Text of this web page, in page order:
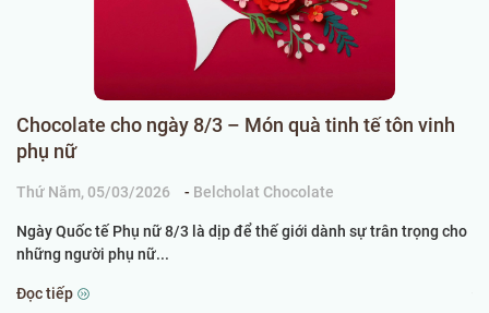
Chocolate cho ngày 8/3 – Món quà tinh tế tôn vinh
phụ nữ
Thứ Năm, 05/03/2026 - Belcholat Chocolate
Ngày Quốc tế Phụ nữ 8/3 là dịp để thế giới dành sự trân trọng cho
những người phụ nữ...
Đọc tiếp